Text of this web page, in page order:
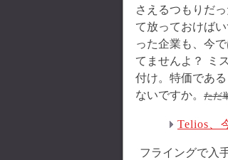
さえるつもりだ
て放っておけば
った企業も、今
てませんよ？ ミ
付け。特価であ
ないですか。 ただ
Telios、
フライングで入